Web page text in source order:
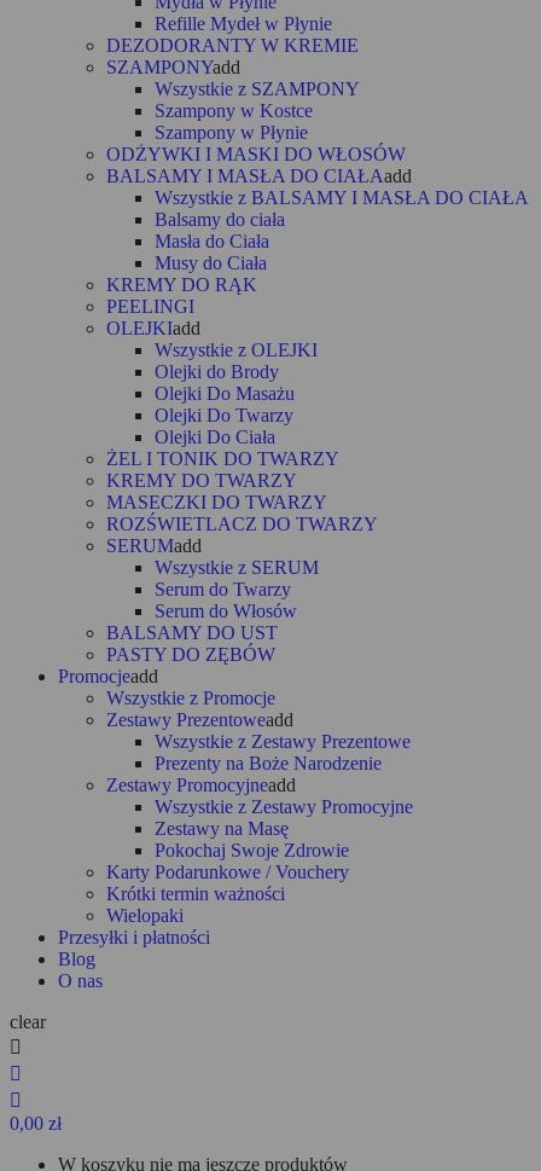
Refille Mydeł w Płynie
DEZODORANTY W KREMIE
SZAMPONYadd
Wszystkie z SZAMPONY
Szampony w Kostce
Szampony w Płynie
ODŻYWKI I MASKI DO WŁOSÓW
BALSAMY I MASŁA DO CIAŁAadd
Wszystkie z BALSAMY I MASŁA DO CIAŁA
Balsamy do ciała
Masła do Ciała
Musy do Ciała
KREMY DO RĄK
PEELINGI
OLEJKIadd
Wszystkie z OLEJKI
Olejki do Brody
Olejki Do Masażu
Olejki Do Twarzy
Olejki Do Ciała
ŻEL I TONIK DO TWARZY
KREMY DO TWARZY
MASECZKI DO TWARZY
ROZŚWIETLACZ DO TWARZY
SERUMadd
Wszystkie z SERUM
Serum do Twarzy
Serum do Włosów
BALSAMY DO UST
PASTY DO ZĘBÓW
Promocjeadd
Wszystkie z Promocje
Zestawy Prezentoweadd
Wszystkie z Zestawy Prezentowe
Prezenty na Boże Narodzenie
Zestawy Promocyjneadd
Wszystkie z Zestawy Promocyjne
Zestawy na Masę
Pokochaj Swoje Zdrowie
Karty Podarunkowe / Vouchery
Krótki termin ważności
Wielopaki
Przesyłki i płatności
Blog
O nas
clear



0,00 zł
W koszyku nie ma jeszcze produktów